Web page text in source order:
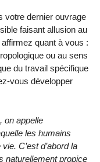
votre dernier ouvrage
faisant allusion au
quant à vous :
ou au sens
du travail spécifique
vous développer
on appelle
les humains
C’est d’abord la
naturellement propice